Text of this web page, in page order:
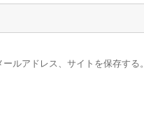
ルアドレス、サイトを保存する。